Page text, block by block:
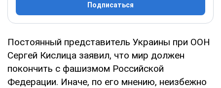
Подписаться
Постоянный представитель Украины при ООН
Сергей Кислица заявил, что мир должен
покончить с фашизмом Российской
Федерации. Иначе, по его мнению, неизбежно